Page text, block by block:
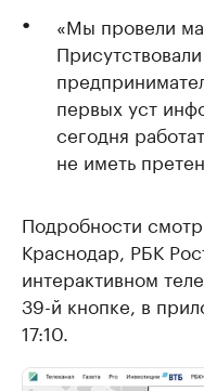
«Мы провели
первых уст
сегодня
не иметь
Подробности
Краснодар, РБК
интерактивном
39-й кнопке, в
17:10.